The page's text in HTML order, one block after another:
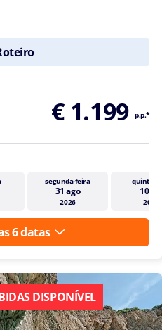
€ 1.199 p.p.*
segunda-feira
31 ago
2026
quinta-
10 set
2026
6 datas
DISPONÍVEL